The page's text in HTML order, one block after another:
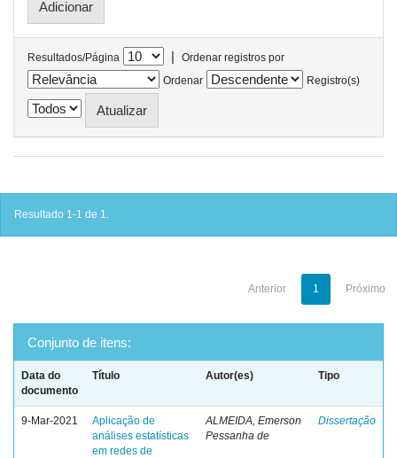
Resultados/Página |
Ordenar registros por
Ordenar
Registro(s)
Resultado 1-1 de 1.
Anterior 1 Próximo
Conjunto de itens:
Data do
documento
Título Autor(es) Tipo
9-Mar-2021
Aplicação de
análises estatísticas
em redes de
ALMEIDA, Emerson
Pessanha de
Dissertação